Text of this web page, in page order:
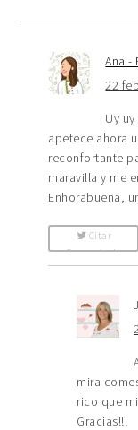
Ana -
22
Uy
apetece ahora
reconfortante
maravilla y me
Enhorabuena,
Citar
Comentario
mira
rico que
Gracias!!!